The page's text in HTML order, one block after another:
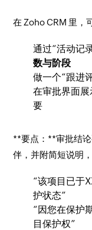
在 Zoho CRM 里，
通过“活动记
数与阶段
做一个“跟进
在审批界面
要
**要点：**审批结
伴，并附简短说明
“该项目已于
护状态”
“因您在保护
目保护权”